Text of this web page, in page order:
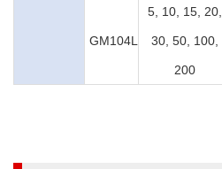
GM104L
5, 10, 15, 20,
30, 50, 100,
200